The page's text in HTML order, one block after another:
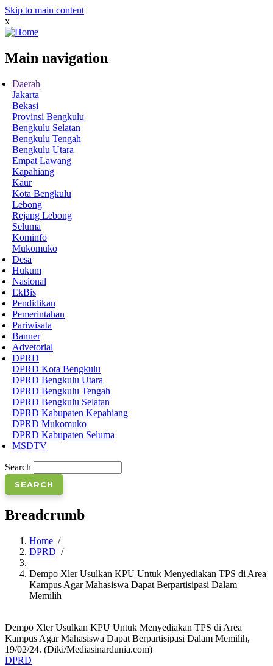
Skip to main content
x
Main navigation
Daerah
Jakarta
Bekasi
Provinsi Bengkulu
Bengkulu Selatan
Bengkulu Tengah
Bengkulu Utara
Empat Lawang
Kapahiang
Kaur
Kota Bengkulu
Lebong
Rejang Lebong
Seluma
Kominfo
Mukomuko
Desa
Hukum
Nasional
EkBis
Pendidikan
Pemerintahan
Pariwisata
Banner
Advetorial
DPRD
DPRD Kota Bengkulu
DPRD Bengkulu Utara
DPRD Bengkulu Tengah
DPRD Bengkulu Selatan
DPRD Kabupaten Kepahiang
DPRD Mukomuko
DPRD Kabupaten Seluma
MSDTV
Search
Breadcrumb
Home /
DPRD /
Dempo Xler Usulkan KPU Untuk Menyediakan TPS di Area
Kampus Agar Mahasiswa Dapat Berpartisipasi Dalam
Memilih
Dempo Xler Usulkan KPU Untuk Menyediakan TPS di Area
Kampus Agar Mahasiswa Dapat Berpartisipasi Dalam Memilih,
19/02/24. (Diki/Mediasinardunia.com)
DPRD